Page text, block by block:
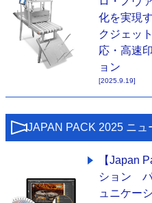
化を実現
クジェッ
応・高速
ョン
[2025.9.19]
JAPAN PACK 2025 ニュ
【Japan
ション パ
ュニケー